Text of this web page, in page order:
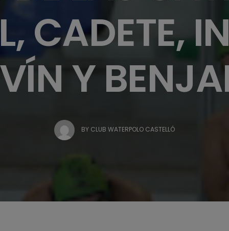
CADETE,
Y
BY CLUB WATERPOLO CASTELLÓ